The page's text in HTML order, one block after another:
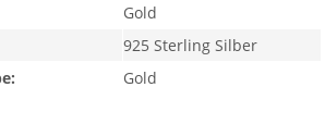
Gold
925 Sterling Silber
Gold